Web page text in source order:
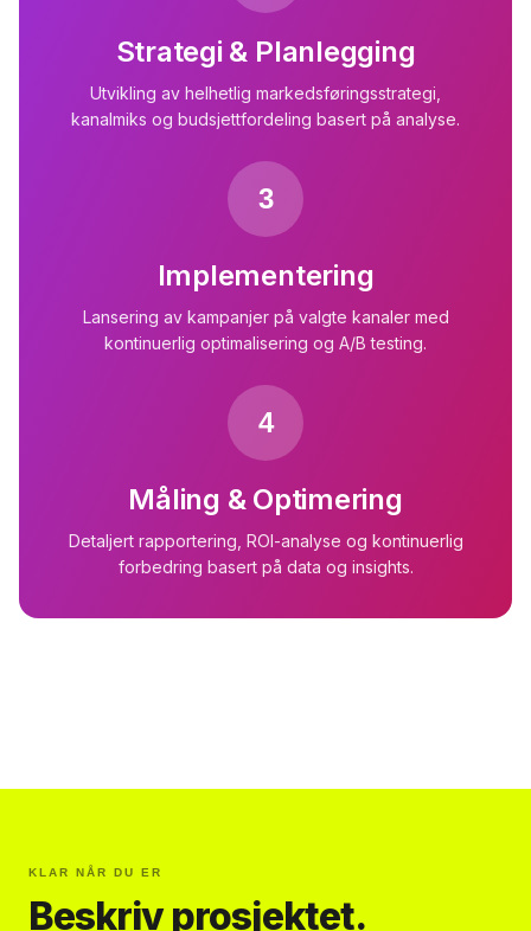
Strategi & Planlegging
Utvikling av helhetlig markedsføringsstrategi,
kanalmiks og budsjettfordeling basert på analyse.
3
Implementering
Lansering av kampanjer på valgte kanaler med
kontinuerlig optimalisering og A/B testing.
4
Måling & Optimering
Detaljert rapportering, ROI-analyse og kontinuerlig
forbedring basert på data og insights.
KLAR NÅR DU ER
Beskriv prosjektet.